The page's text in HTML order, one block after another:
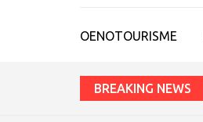
OENOTOURISME
BREAKING NEWS